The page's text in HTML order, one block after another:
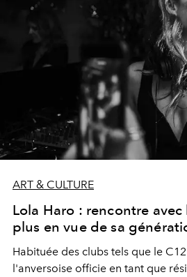
ART & CULTURE
Lola Haro : rencontre
plus en vue de sa
Habituée des clubs tels que le
l'anversoise officie en tant que